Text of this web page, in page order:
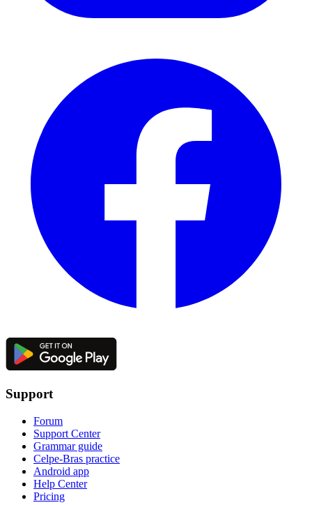
Support
Forum
Support Center
Grammar guide
Celpe-Bras practice
Android app
Help Center
Pricing